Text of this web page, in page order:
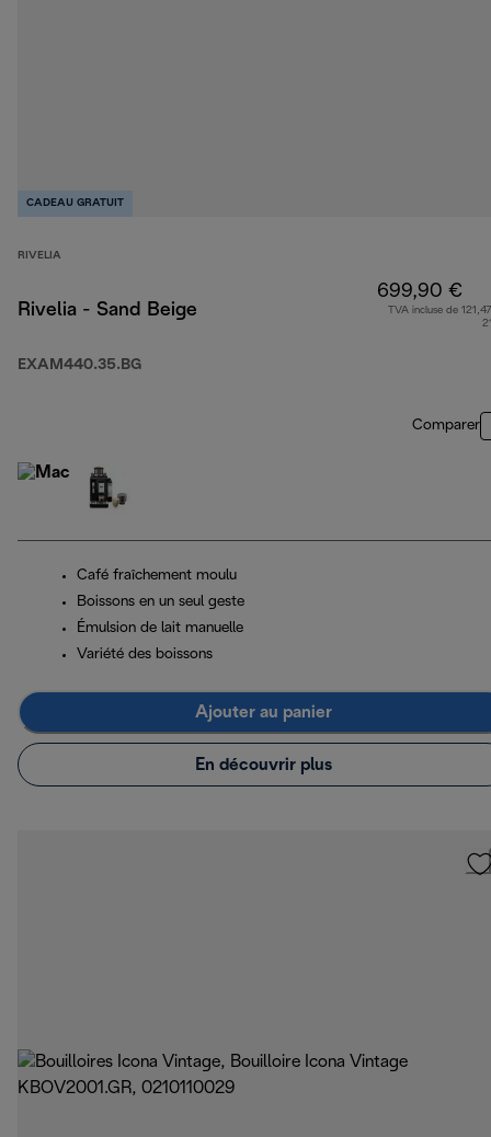
CADEAU GRATUIT
RIVELIA
Rivelia - Sand Beige
EXAM440.35.BG
699,90 €
TVA incluse de
Comparer
Café fraîchement moulu
Boissons en un seul geste
Émulsion de lait manuelle
Variété des boissons
Ajouter au panier
En découvrir plus